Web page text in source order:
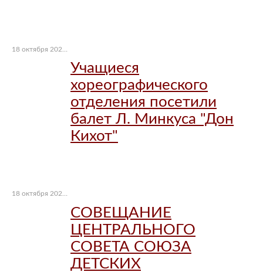
Учащиеся
хореографического
отделения посетили
балет Л. Минкуса "Дон
Кихот"
СОВЕЩАНИЕ
ЦЕНТРАЛЬНОГО
СОВЕТА СОЮЗА
ДЕТСКИХ